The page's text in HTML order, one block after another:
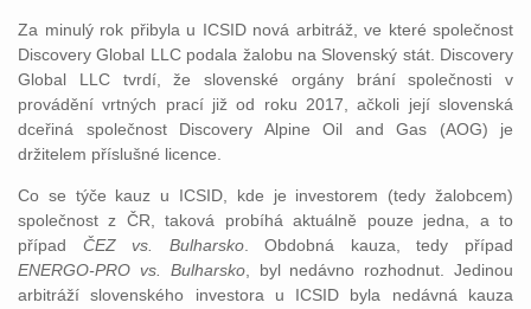
Za minulý rok přibyla u ICSID nová arbitráž, ve které společnost
Discovery Global LLC podala žalobu na Slovenský stát. Discovery
Global LLC tvrdí, že slovenské orgány brání společnosti v
provádění vrtných prací již od roku 2017, ačkoli její slovenská
dceřiná společnost Discovery Alpine Oil and Gas (AOG) je
držitelem příslušné licence.
Co se týče kauz u ICSID, kde je investorem (tedy žalobcem)
společnost z ČR, taková probíhá aktuálně pouze jedna, a to
případ ČEZ vs. Bulharsko. Obdobná kauza, tedy případ
ENERGO-PRO vs. Bulharsko, byl nedávno rozhodnut. Jedinou
arbitráží slovenského investora u ICSID byla nedávná kauza